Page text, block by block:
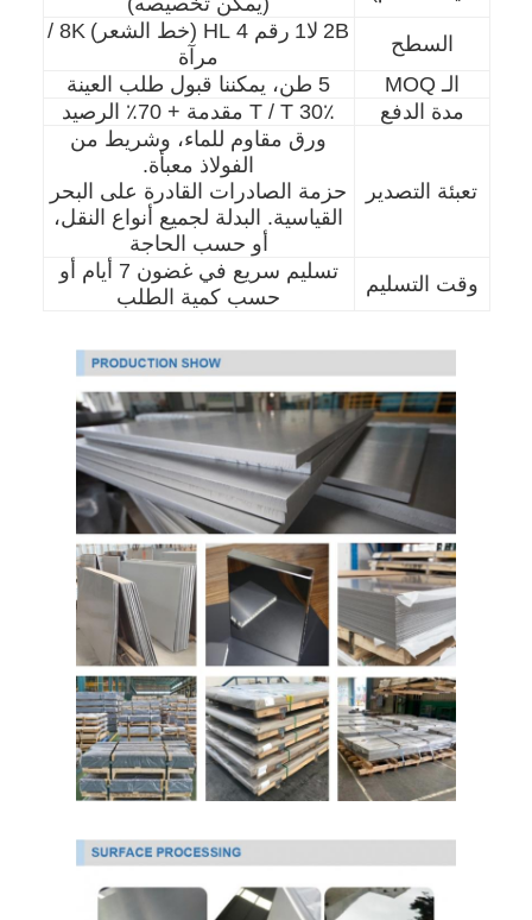
حولنا
جولة في المصنع
مراقبة الجودة
اتصل بنا
أخبار
صفائح الفولاذ المقاوم للصدأ المدرفلة على البارد
لفائف الفولاذ المقاوم للصدأ المدرفلة على البارد
السطح
2B لا1 رقم 4 HL (خط الشعر)
8K /
مرآة
الـ MOQ
5 طن، يمكننا قبول طلب العينة
مدة الدفع
30٪ T / T مقدمة + 70٪ الرصيد
تعبئة التصدير
ورق مقاوم للماء، وشريط من
الفولاذ معبأة.
حزمة الصادرات القادرة على البحر
القياسية. البدلة لجميع أنواع النقل،
أو حسب الحاجة
وقت التسليم
تسليم سريع في غضون 7 أيام أو
حسب كمية الطلب